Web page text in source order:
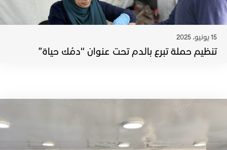
15 يونيو، 2025
تنظيم حملة تبرع بالدم تحت عنوان “دمُك حياة”